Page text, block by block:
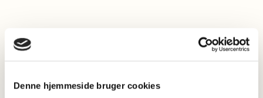
Denne hjemmeside bruger cookies